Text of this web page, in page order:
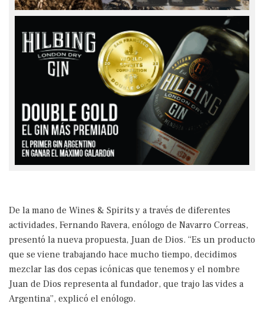
De la mano de Wines & Spirits y a través de diferentes
actividades, Fernando Ravera, enólogo de Navarro Correas,
presentó la nueva propuesta, Juan de Dios. “Es un producto
que se viene trabajando hace mucho tiempo, decidimos
mezclar las dos cepas icónicas que tenemos y el nombre
Juan de Dios representa al fundador, que trajo las vides a
Argentina”, explicó el enólogo.